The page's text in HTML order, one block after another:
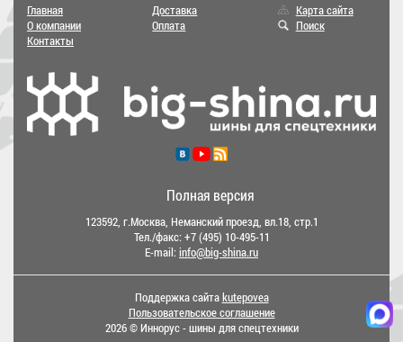
Главная
О компании
Контакты
Доставка
Оплата
Карта сайта
Поиск
Полная версия
123592, г.Москва, Неманский проезд, вл.18, стр.1
Тел./факс:+7 (495) 10-495-11
E-mail:info@big-shina.ru
Поддержка сайтаkutepovea
Пользовательское соглашение
2026 © Иннорус - шины для спецтехники